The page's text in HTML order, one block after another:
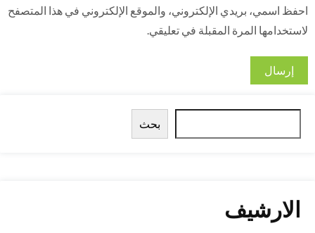
احفظ اسمي، بريدي الإلكتروني، والموقع الإلكتروني في هذا المتصفح
لاستخدامها المرة المقبلة في تعليقي.
بحث
الارشيف